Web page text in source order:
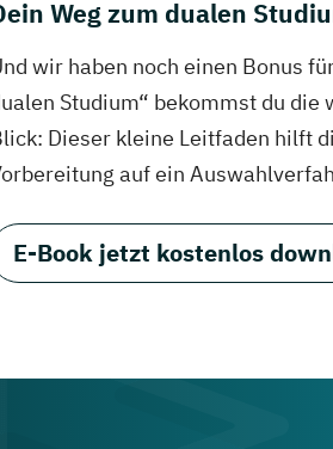
Weg zum dualen
wir haben noch einen Bonus
Studium“ bekommst du
Dieser kleine Leitfaden hilft
auf ein
E-Book jetzt kostenlos